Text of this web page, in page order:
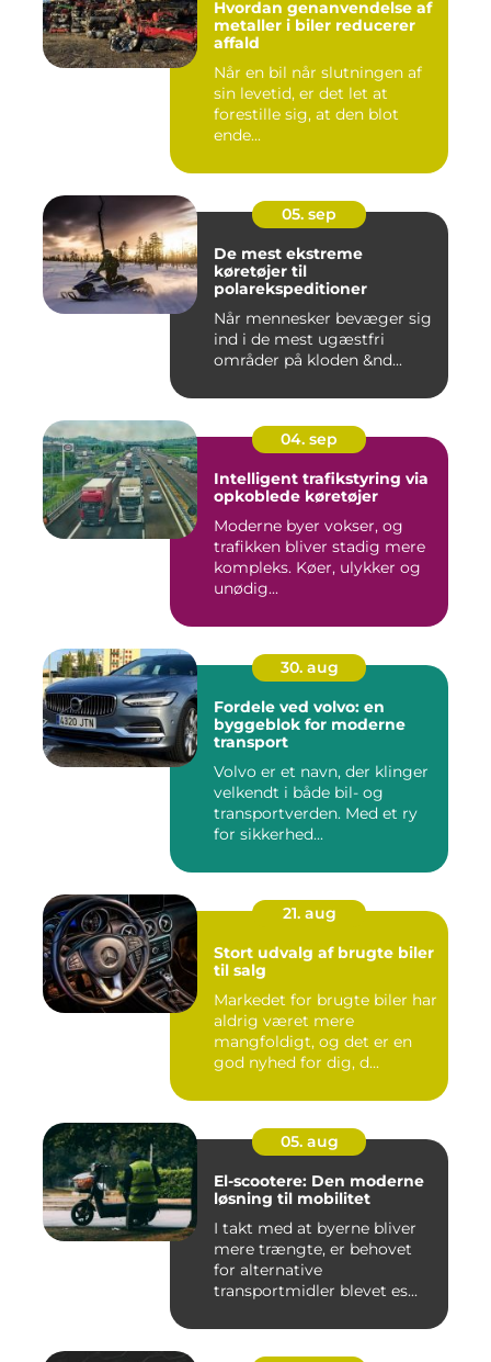
Hvordan genanvendelse af
metaller i biler reducerer
affald
Når en bil når slutningen af
sin levetid, er det let at
forestille sig, at den blot
ende...
05. sep
De mest ekstreme
køretøjer til
polarekspeditioner
Når mennesker bevæger sig
ind i de mest ugæstfri
områder på kloden &nd...
04. sep
Intelligent trafikstyring via
opkoblede køretøjer
Moderne byer vokser, og
trafikken bliver stadig mere
kompleks. Køer, ulykker og
unødig...
30. aug
Fordele ved volvo: en
byggeblok for moderne
transport
Volvo er et navn, der klinger
velkendt i både bil- og
transportverden. Med et ry
for sikkerhed...
21. aug
Stort udvalg af brugte biler
til salg
Markedet for brugte biler har
aldrig været mere
mangfoldigt, og det er en
god nyhed for dig, d...
05. aug
El-scootere: Den moderne
løsning til mobilitet
I takt med at byerne bliver
mere trængte, er behovet
for alternative
transportmidler blevet es...